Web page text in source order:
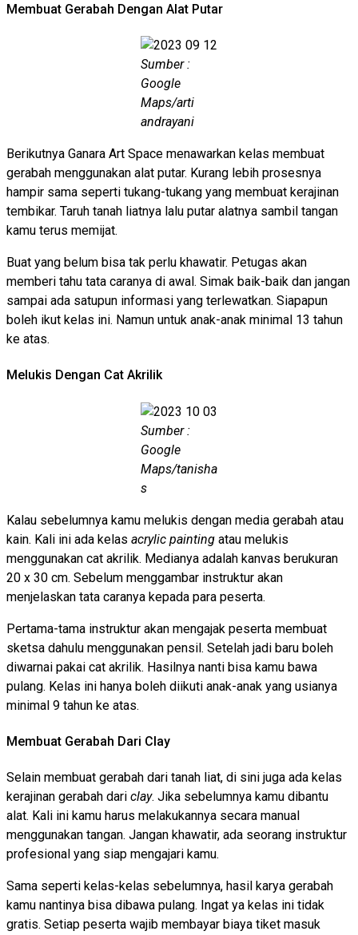
Membuat Gerabah Dengan Alat Putar
Sumber :
Google
Maps/arti
andrayani
Berikutnya Ganara Art Space menawarkan kelas membuat
gerabah menggunakan alat putar. Kurang lebih prosesnya
hampir sama seperti tukang-tukang yang membuat kerajinan
tembikar. Taruh tanah liatnya lalu putar alatnya sambil tangan
kamu terus memijat.
Buat yang belum bisa tak perlu khawatir. Petugas akan
memberi tahu tata caranya di awal. Simak baik-baik dan jangan
sampai ada satupun informasi yang terlewatkan. Siapapun
boleh ikut kelas ini. Namun untuk anak-anak minimal 13 tahun
ke atas.
Melukis Dengan Cat Akrilik
Sumber :
Google
Maps/tanisha
s
Kalau sebelumnya kamu melukis dengan media gerabah atau
kain. Kali ini ada kelas acrylic painting atau melukis
menggunakan cat akrilik. Medianya adalah kanvas berukuran
20 x 30 cm. Sebelum menggambar instruktur akan
menjelaskan tata caranya kepada para peserta.
Pertama-tama instruktur akan mengajak peserta membuat
sketsa dahulu menggunakan pensil. Setelah jadi baru boleh
diwarnai pakai cat akrilik. Hasilnya nanti bisa kamu bawa
pulang. Kelas ini hanya boleh diikuti anak-anak yang usianya
minimal 9 tahun ke atas.
Membuat Gerabah Dari Clay
Selain membuat gerabah dari tanah liat, di sini juga ada kelas
kerajinan gerabah dari clay. Jika sebelumnya kamu dibantu
alat. Kali ini kamu harus melakukannya secara manual
menggunakan tangan. Jangan khawatir, ada seorang instruktur
profesional yang siap mengajari kamu.
Sama seperti kelas-kelas sebelumnya, hasil karya gerabah
kamu nantinya bisa dibawa pulang. Ingat ya kelas ini tidak
gratis. Setiap peserta wajib membayar biaya tiket masuk